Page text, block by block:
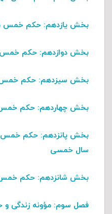
بخش یازدهم: حکم خمس
بخش دوازدهم: حکم خمس
بخش سیزدهم: حکم خمس
بخش چهاردهم: حکم
بخش پانزدهم: حکم خمس
سال خمسی
بخش شانزدهم: حکم خمس
فصل سوم: مؤونه زندگی